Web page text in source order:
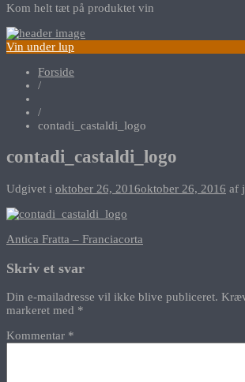
Kom helt tæt på produktet vin
Vin under lup
Forside
/
/
contadi_castaldi_logo
contadi_castaldi_logo
Udgivet i oktober 26, 2016oktober 26, 2016 af
Indlægsnavigation
Antica Fratta – Franciacorta
Skriv et svar
Din e-mailadresse vil ikke blive publiceret.
markeret med *
Kommentar *